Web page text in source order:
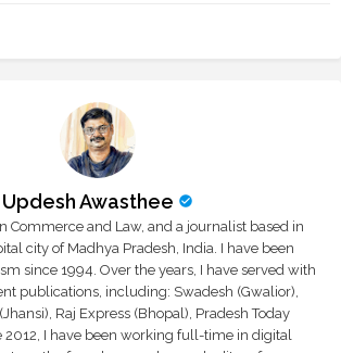
Updesh Awasthee
Commerce and Law, and a journalist based in
city of Madhya Pradesh, India. I have been
since 1994. Over the years, I have served with
publications, including: Swadesh (Gwalior),
Raj Express (Bhopal), Pradesh Today
2012, I have been working full-time in digital